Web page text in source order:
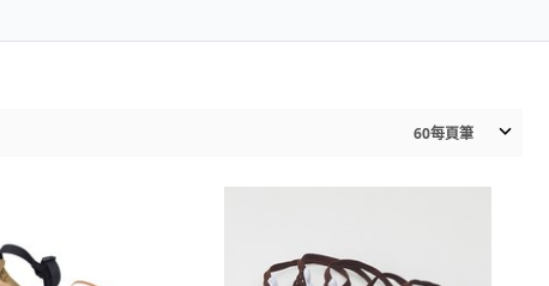
60每頁筆